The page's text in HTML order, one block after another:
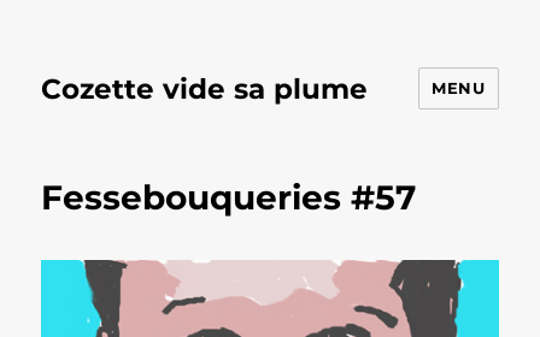
Cozette vide sa plume MENU
Fessebouqueries #57